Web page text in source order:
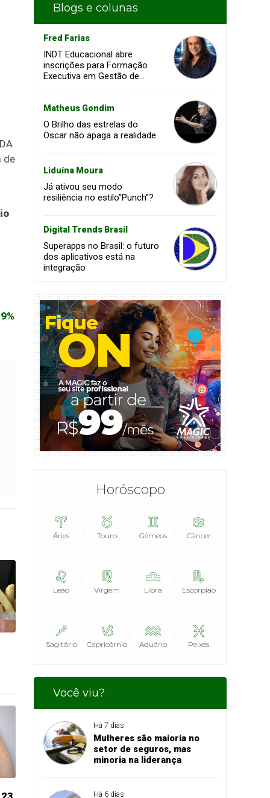
de
Blogs e colunas
Fred Farias
INDT Educacional abre
inscrições para Formação
Executiva em Gestão de
inovação
Matheus Gondim
O Brilho das estrelas do
Oscar não apaga a realidade
Liduína Moura
Já ativou seu modo
resiliência no estilo”Punch”?
Digital Trends Brasil
Superapps no Brasil: o futuro
dos aplicativos está na
integração
Horóscopo
Áries Touro Gêmeos Câncer
Leão Virgem Libra Escorpião
Sagitário Capricórnio Aquário Peixes
Você viu?
Há 7 dias
Mulheres são maioria no
setor de seguros, mas
minoria na liderança
Há 6 dias